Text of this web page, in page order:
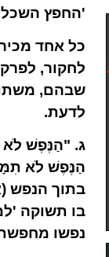
'החפץ
כל אחד
לחקור,
שבהם,
לדעת.
ג. "הַנֶּפֶשׁ
הַנֶּפֶשׁ לֹא
בתוך הנפש
בו תשוקה
נפשו